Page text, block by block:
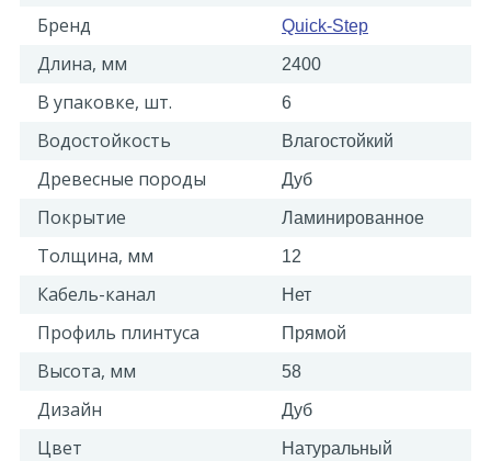
Бренд Quick-Step
Длина, мм 2400
В упаковке, шт. 6
Водостойкость Влагостойкий
Древесные породы Дуб
Покрытие Ламинированное
Толщина, мм 12
Кабель-канал Нет
Профиль плинтуса Прямой
Высота, мм 58
Дизайн Дуб
Цвет Натуральный